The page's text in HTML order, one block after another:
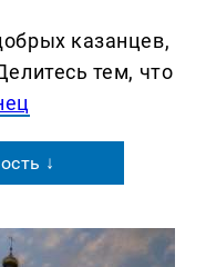
казанцев,
тем, что
↓